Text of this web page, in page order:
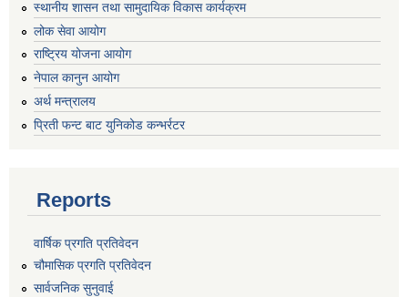
स्थानीय शासन तथा सामुदायिक विकास कार्यक्रम
लोक सेवा आयोग
राष्ट्रिय योजना आयोग
नेपाल कानुन आयोग
अर्थ मन्त्रालय
प्रिती फन्ट बाट युनिकोड कन्भर्रटर
Reports
वार्षिक प्रगति प्रतिवेदन
चौमासिक प्रगति प्रतिवेदन
सार्वजनिक सुनुवाई